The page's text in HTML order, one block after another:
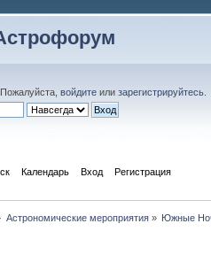
. Пожалуйста, войдите или зарегистрируйтесь
Календарь Вход Регистрация
Астрономические мероприятия» Южные